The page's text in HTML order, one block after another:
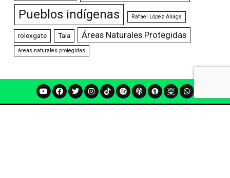
Pueblos indígenas Rafael López Aliaga
rolexgate Tala Áreas Naturales Protegidas
áreas naturales protegidas